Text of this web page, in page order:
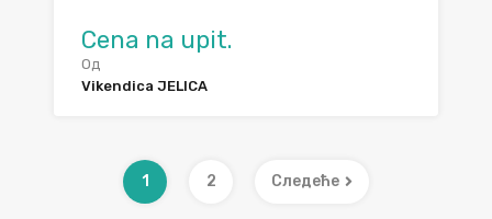
Cena na upit.
Од
Vikendica JELICA
1 2 Следеће